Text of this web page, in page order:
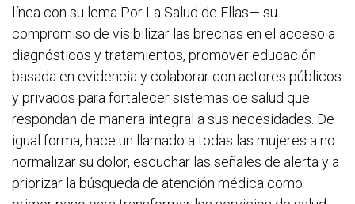
línea con su lema Por La Salud de Ellas— su
compromiso de visibilizar las brechas en el acceso a
diagnósticos y tratamientos, promover educación
basada en evidencia y colaborar con actores públicos
y privados para fortalecer sistemas de salud que
respondan de manera integral a sus necesidades. De
igual forma, hace un llamado a todas las mujeres a no
normalizar su dolor, escuchar las señales de alerta y a
priorizar la búsqueda de atención médica como